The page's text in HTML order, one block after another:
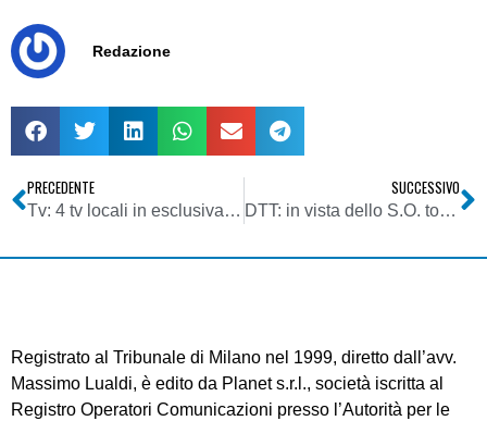
Redazione
PRECEDENTE
Tv: 4 tv locali in esclusiva su Sky, da Primocanale a Videolina
SUCCESSIVO
DTT: in vista dello S.O. torna lo spettro degli art. 30 nelle valli laterali. A rischio aree remote di Lombardia, Veneto e Friuli Venezia Giulia
Registrato al Tribunale di Milano nel 1999, diretto dall’avv.
Massimo Lualdi, è edito da Planet s.r.l., società iscritta al
Registro Operatori Comunicazioni presso l’Autorità per le